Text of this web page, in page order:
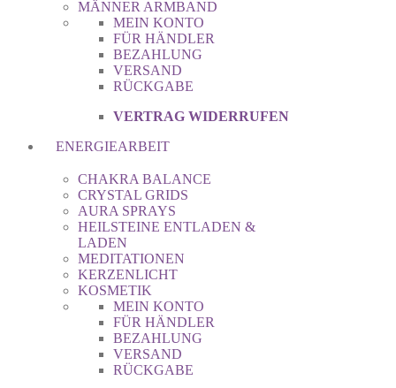
MÄNNER ARMBAND
MEIN KONTO
FÜR HÄNDLER
BEZAHLUNG
VERSAND
RÜCKGABE
VERTRAG WIDERRUFEN
ENERGIEARBEIT
CHAKRA BALANCE
CRYSTAL GRIDS
AURA SPRAYS
HEILSTEINE ENTLADEN &
LADEN
MEDITATIONEN
KERZENLICHT
KOSMETIK
MEIN KONTO
FÜR HÄNDLER
BEZAHLUNG
VERSAND
RÜCKGABE